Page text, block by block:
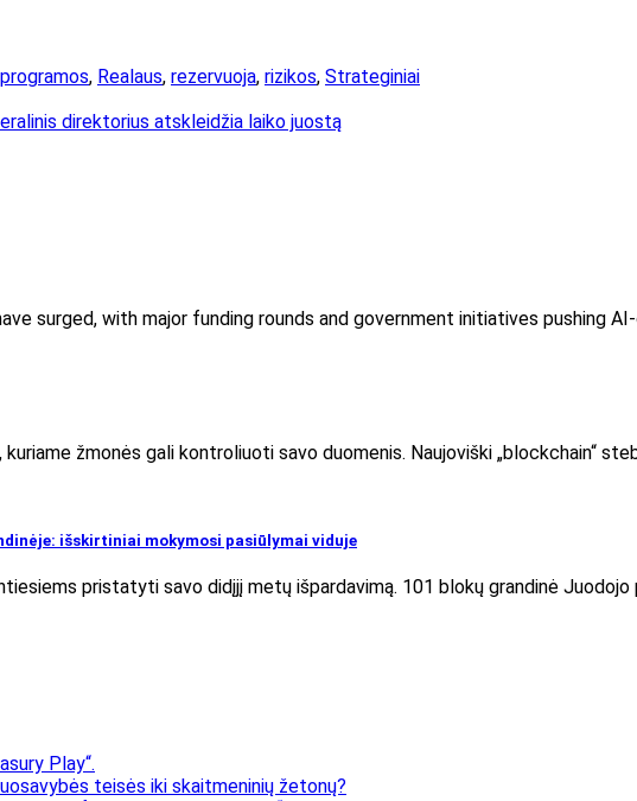
programos, Realaus, rezervuoja, rizikos, Strateginiai
direktorius atskleidžia laiko juostą
surged, with major funding rounds and government initiatives pushing
žmonės gali kontroliuoti savo duomenis. Naujoviški „blockchain“
išskirtiniai mokymosi pasiūlymai viduje
pristatyti savo didįjį metų išpardavimą. 101 blokų grandinė
Play“.
teisės iki skaitmeninių žetonų?